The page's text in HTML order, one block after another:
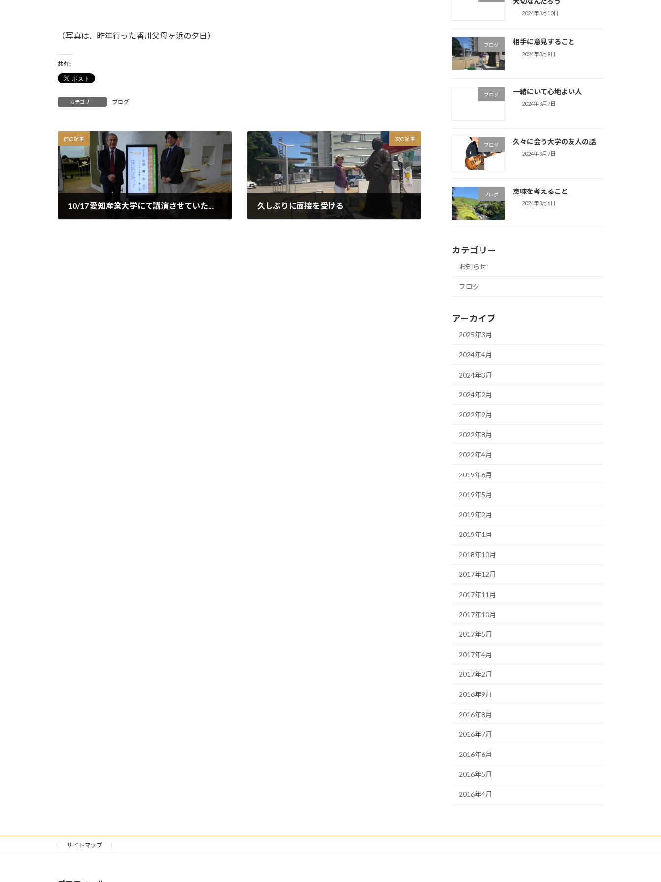
（写真は、昨年行った香川父母ヶ浜の夕日）
共有:
カテゴリー ブログ
前の記事
10/17 愛知産業大学にて講演させていただきました
次の記事
久しぶりに面接を受ける
2024年3月10日
ブログ 相手に意見すること
2024年3月9日
ブログ 一緒にいて心地よい人
2024年3月7日
ブログ 久々に会う大学の友人の話
2024年3月7日
ブログ 意味を考えること
2024年3月6日
カテゴリー
お知らせ
ブログ
アーカイブ
2025年3月
2024年4月
2024年3月
2024年2月
2022年9月
2022年8月
2022年4月
2019年6月
2019年5月
2019年2月
2019年1月
2018年10月
2017年12月
2017年11月
2017年10月
2017年5月
2017年4月
2017年2月
2016年9月
2016年8月
2016年7月
2016年6月
2016年5月
2016年4月
サイトマップ